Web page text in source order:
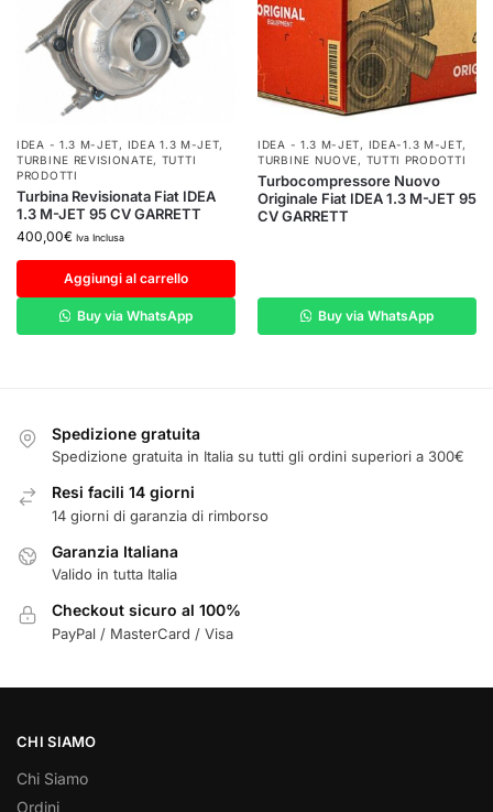
IDEA - 1.3 M-JET, IDEA 1.3 M-JET,
TURBINE REVISIONATE, TUTTI
PRODOTTI
Turbina Revisionata Fiat IDEA
1.3 M-JET 95 CV GARRETT
400,00€ Iva Inclusa
Aggiungi al carrello
Buy via WhatsApp
IDEA - 1.3 M-JET, IDEA-1.3 M-JET,
TURBINE NUOVE, TUTTI PRODOTTI
Turbocompressore Nuovo
Originale Fiat IDEA 1.3 M-JET 95
CV GARRETT
Buy via WhatsApp
Spedizione gratuita
Spedizione gratuita in Italia su tutti gli ordini superiori a 300€
Resi facili 14 giorni
14 giorni di garanzia di rimborso
Garanzia Italiana
Valido in tutta Italia
Checkout sicuro al 100%
PayPal / MasterCard / Visa
CHI SIAMO
Chi Siamo
Ordini